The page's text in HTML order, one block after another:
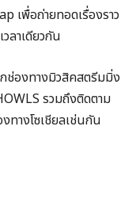
เพื่อถ่ายทอดเรื่องราว
ลาเดียวกัน
ช่องทางมิวสิคสตรีมมิ่ง
รวมถึงติดตาม
ทางโซเชียลเช่นกัน